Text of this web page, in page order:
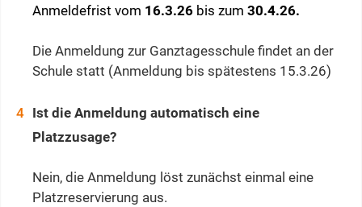
Anmeldefrist vom 16.3.26 bis zum 30.4.26.
Die Anmeldung zur Ganztagesschule findet an der
Schule statt (Anmeldung bis spätestens 15.3.26)
Ist die Anmeldung automatisch eine
Platzzusage?
Nein, die Anmeldung löst zunächst einmal eine
Platzreservierung aus.